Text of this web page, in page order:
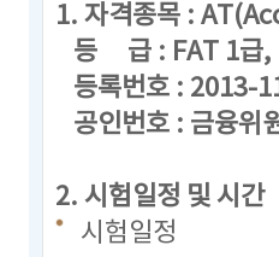
1. 자격종목 :
등 급 : FAT 1급,
등록번호 : 2013-
공인번호 : 금융위
2. 시험일정 및 시간
시험일정